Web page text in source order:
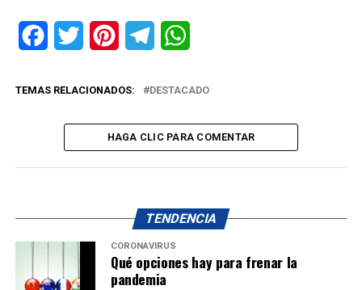
FacebookTwitter PinterestTelegram
TEMAS RELACIONADOS: DESTACADO
HAGA CLIC PARA COMENTAR
TENDENCIA
CORONAVIRUS
Qué opciones hay para frenar la
pandemia